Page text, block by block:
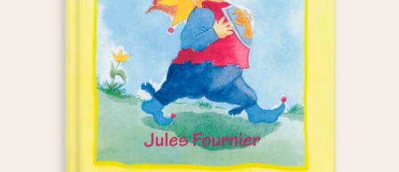
Carte de vœux gratuite
Créez quelque chose d’unique en quelques étapes – avec
son prénom, votre photo ou un message qui touche le cœur.
Sans complications, juste tout l’amour pour le moment idéal.